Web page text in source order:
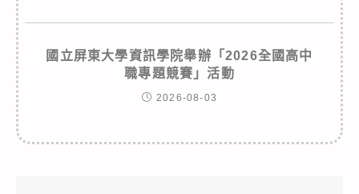
國立屏東大學資訊學院舉辦「2026全國高中
職專題競賽」活動
2026-08-03